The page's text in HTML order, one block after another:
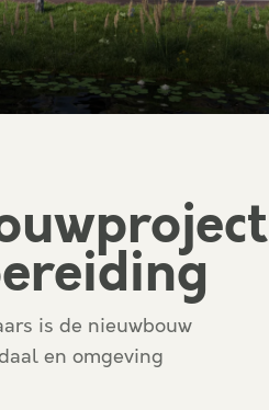
is de nieuwbouw
en omgeving